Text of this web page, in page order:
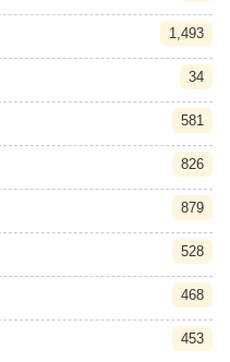
1,493
34
581
826
879
528
468
453